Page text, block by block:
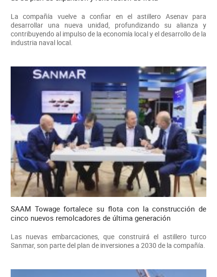
La compañía vuelve a confiar en el astillero Asenav para
desarrollar una nueva unidad, profundizando su alianza y
contribuyendo al impulso de la economía local y el desarrollo de la
industria naval local.
SAAM Towage fortalece su flota con la construcción de
cinco nuevos remolcadores de última generación
Las nuevas embarcaciones, que construirá el astillero turco
Sanmar, son parte del plan de inversiones a 2030 de la compañía.